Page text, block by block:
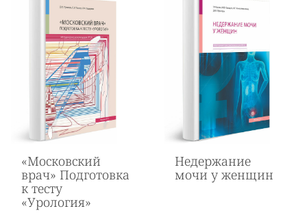
«Московский
врач» Подготовка
к тесту
«Урология»
Недержание
мочи у женщин